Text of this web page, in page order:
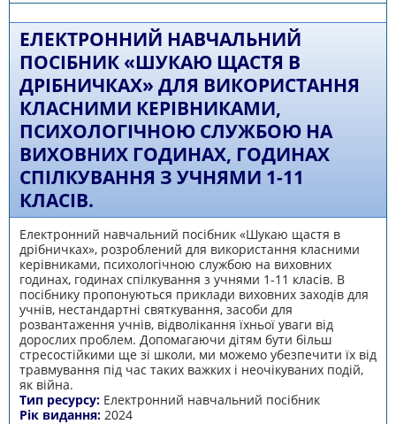
ЕЛЕКТРОННИЙ НАВЧАЛЬНИЙ
ПОСІБНИК «ШУКАЮ ЩАСТЯ В
ДРІБНИЧКАХ» ДЛЯ ВИКОРИСТАННЯ
КЛАСНИМИ КЕРІВНИКАМИ,
ПСИХОЛОГІЧНОЮ СЛУЖБОЮ НА
ВИХОВНИХ ГОДИНАХ, ГОДИНАХ
СПІЛКУВАННЯ З УЧНЯМИ 1-11
КЛАСІВ.
Електронний навчальний посібник «Шукаю щастя в
дрібничках», розроблений для використання класними
керівниками, психологічною службою на виховних
годинах, годинах спілкування з учнями 1-11 класів. В
посібнику пропонуються приклади виховних заходів для
учнів, нестандартні святкування, засоби для
розвантаження учнів, відволікання їхньої уваги від
дорослих проблем. Допомагаючи дітям бути більш
стресостійкими ще зі школи, ми можемо убезпечити їх від
травмування під час таких важких і неочікуваних подій,
як війна.
Тип ресурсу: Електронний навчальний посібник
Рік видання: 2024